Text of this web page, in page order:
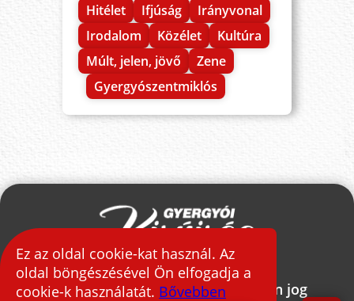
Hitélet Ifjúság
Irányvonal
Irodalom
Közélet
Kultúra
Múlt, jelen, jövő
Zene
Gyergyószentmiklós
2026 © Gyergyói Kisújság - Minden jog
Ez az oldal cookie-kat használ. Az
oldal böngészésével Ön elfogadja a
cookie-k használatát. Bővebben